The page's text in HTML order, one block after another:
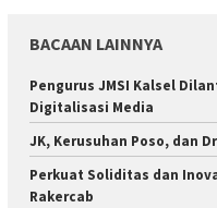
BACAAN LAINNYA
Pengurus JMSI Kalsel
Digitalisasi Media
JK, Kerusuhan Poso, dan
Perkuat Soliditas dan
Rakercab